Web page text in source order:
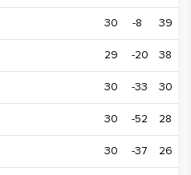
30 -8 39
29 -20 38
30 -33 30
30 -52 28
30 -37 26